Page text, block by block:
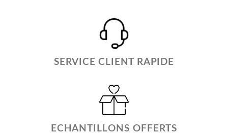
SERVICE CLIENT RAPIDE
ECHANTILLONS OFFERTS